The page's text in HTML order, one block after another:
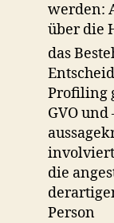
werden:
über die
das
Profiling
GVO
die
Person